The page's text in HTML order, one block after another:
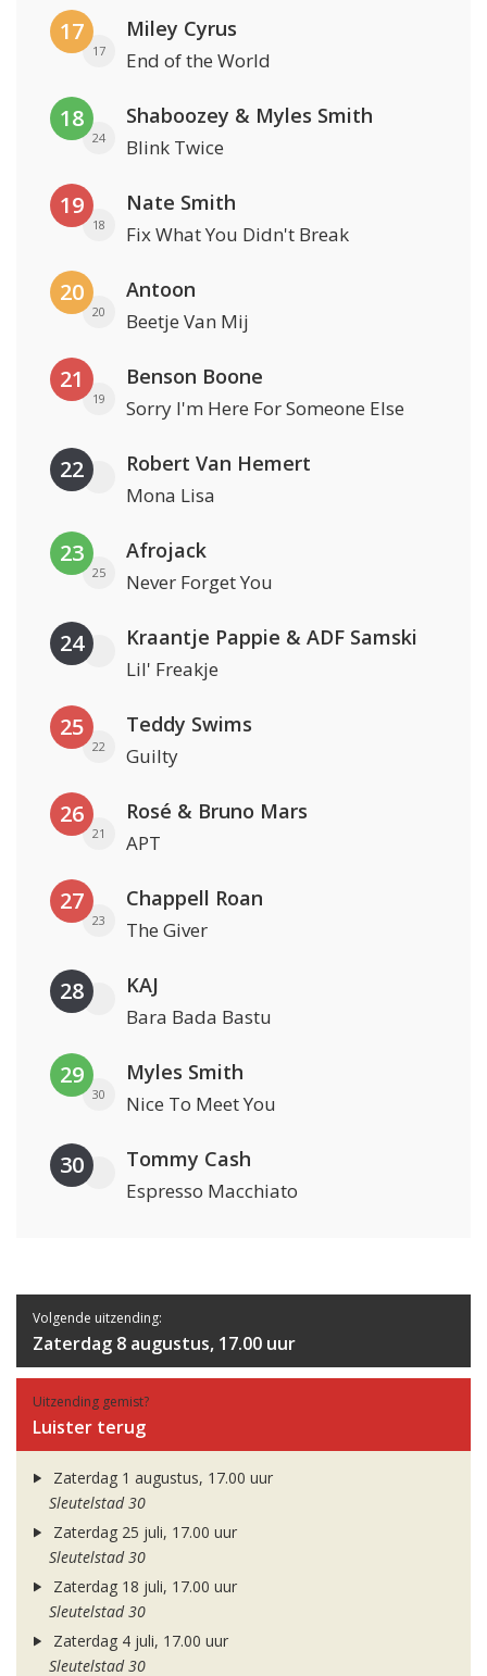
17
17
Miley Cyrus
End of the World
18
24
Shaboozey & Myles Smith
Blink Twice
19
18
Nate Smith
Fix What You Didn't Break
20
20
Antoon
Beetje Van Mij
21
19
Benson Boone
Sorry I'm Here For Someone Else
22 Robert Van Hemert
Mona Lisa
23
25
Afrojack
Never Forget You
24 Kraantje Pappie & ADF Samski
Lil' Freakje
25
22
Teddy Swims
Guilty
26
21
Rosé & Bruno Mars
APT
27
23
Chappell Roan
The Giver
28 KAJ
Bara Bada Bastu
29
30
Myles Smith
Nice To Meet You
30 Tommy Cash
Espresso Macchiato
Volgende uitzending:
Zaterdag 8 augustus, 17.00 uur
Uitzending gemist?
Luister terug
Zaterdag 1 augustus, 17.00 uur
Sleutelstad 30
Zaterdag 25 juli, 17.00 uur
Sleutelstad 30
Zaterdag 18 juli, 17.00 uur
Sleutelstad 30
Zaterdag 4 juli, 17.00 uur
Sleutelstad 30